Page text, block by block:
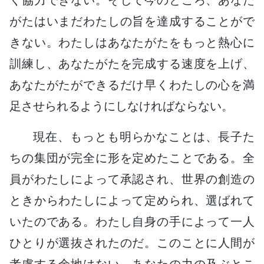
がたはいまだわたしの旨を達成することがで
きない。わたしはあなたがたをもっと熱心に
訓練し、あなたがたを完成する速度を上げ、
あなたがたができるだけ早くわたしの心を満
足させられるようにしなければならない。
現在、もっとも明らかなことは、長子た
ちの集団が完全に形を定めたことである。全
員がわたしによって承認され、世界の創造の
ときからわたしによって定められ、選ばれて
いたのである。わたし自身の手によって一人
ひとりが選抜されたのだ。このことに人間が